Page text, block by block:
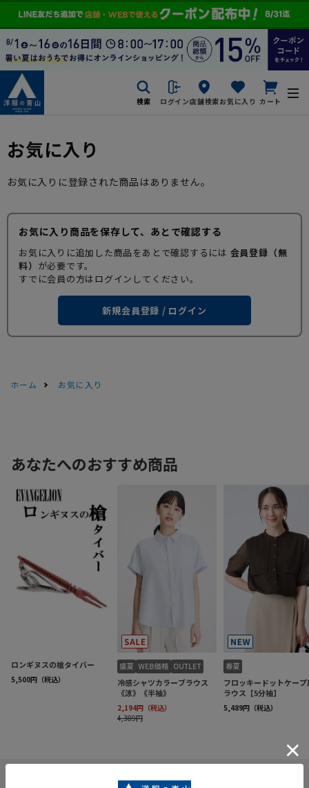
検索 ログイン店舗検索お気に入り カート
お気に入り
お気に入りに登録された商品はありません。
お気に入り商品を保存して、あとで確認する
お気に入りに追加した商品をあとで確認するには 会員登録（無
料） が必要です。
すでに会員の方はログインしてください。
新規会員登録 / ログイン
ホーム お気に入り